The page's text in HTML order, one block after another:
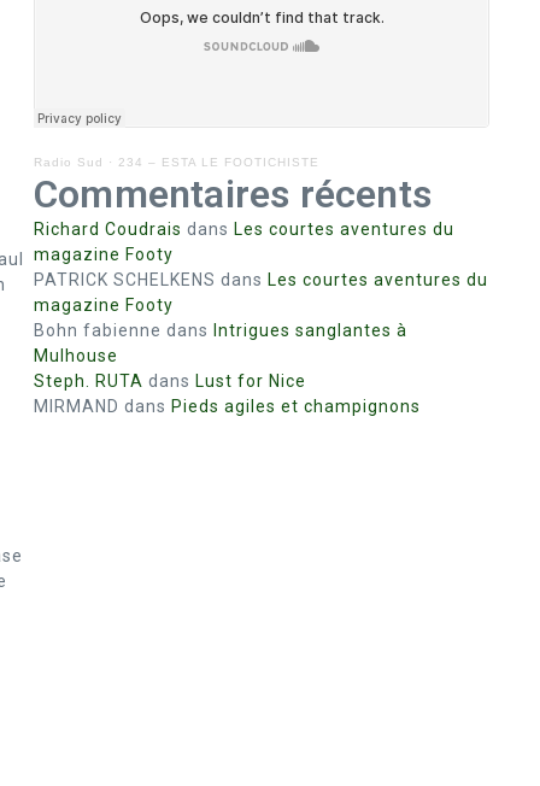
Radio Sud · 234 – ESTA LE FOOTICHISTE
Commentaires récents
Richard Coudrais dans Les courtes aventures du
magazine Footy
PATRICK SCHELKENS dans Les courtes aventures du
magazine Footy
Bohn fabienne dans
Intrigues sanglantes à
Mulhouse
Steph. RUTA dans Lust for Nice
MIRMAND dans Pieds agiles et champignons